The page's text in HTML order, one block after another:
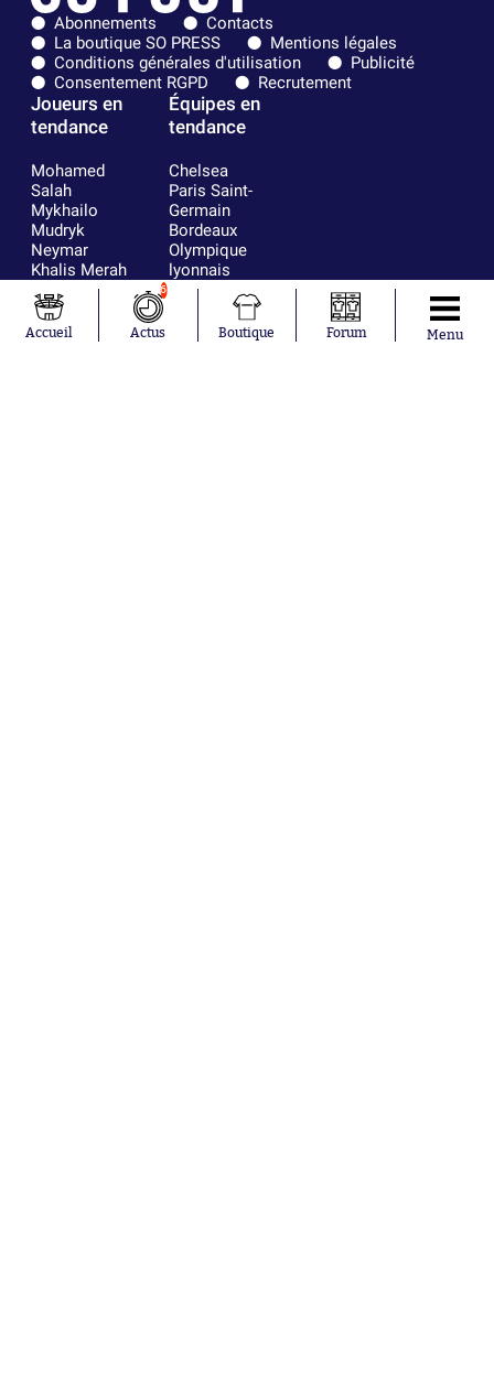
Abonnements
Contacts
La boutique SO PRESS
Mentions légales
Conditions générales d'utilisation
Publicité
Consentement RGPD
Recrutement
Joueurs en
tendance
Mohamed
Salah
Mykhailo
Mudryk
Neymar
Khalis Merah
Loïs Openda
Moussa
Niakhaté
Équipes en
tendance
Chelsea
Paris Saint-
Germain
Bordeaux
Olympique
lyonnais
FIFA
Real Madrid
RC Strasbourg
Accueil
6
Actus Boutique Forum Menu